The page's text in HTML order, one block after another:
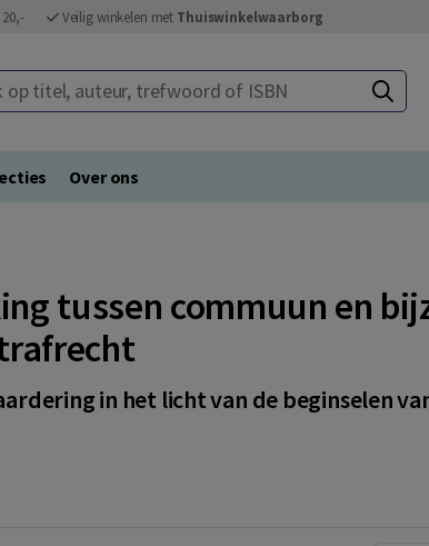
Veilig winkelen met Thuiswinkelwaarborg
titel, auteur, trefwoord of ISBN
Over ons
tussen commuun en
in het licht van de beginselen